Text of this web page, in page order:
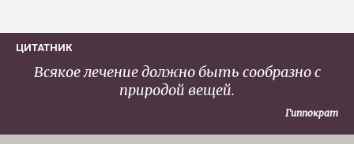
ЦИТАТНИК
Всякое лечение должно быть сообразно с
природой вещей.
Гиппократ